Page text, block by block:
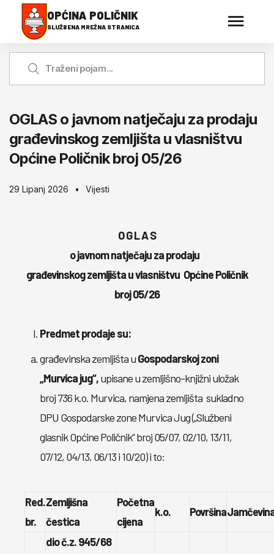
OPĆINA POLIČNIK
SLUŽBENA MREŽNA STRANICA
OGLAS o javnom natječaju za prodaju
građevinskog zemljišta u vlasništvu
Općine Poličnik broj 05/26
29 Lipanj 2026 Vijesti
O G L A S
o javnom natječaju za prodaju
građevinskog zemljišta u vlasništvu Općine Poličnik
broj 05/26
Predmet prodaje su:
građevinska zemljišta uGospodarskoj zoni
„Murvica jug“,upisane u zemljišno-knjižni uložak
broj 736 k.o. Murvica, namjena zemljišta sukladno
DPU Gospodarske zone Murvica Jug („Službeni
glasnik Općine Poličnik“ broj 05/07, 02/10, 13/11,
07/12, 04/13, 06/13 i 10/20) i to:
Red.
br.
Zemljišna
čestica
Početna
cijena
k.o. Površina
dio č.z. 945/68